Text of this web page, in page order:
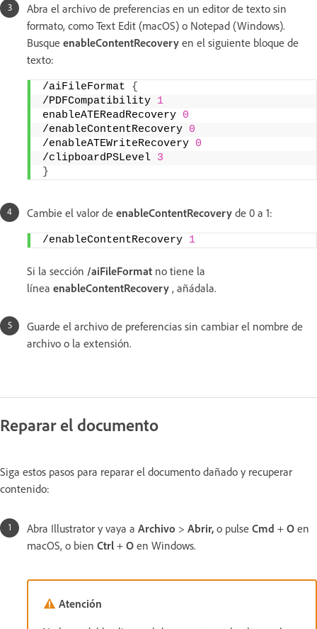
Abra el archivo de preferencias en un editor de texto sin
formato, como Text Edit (macOS) o Notepad (Windows).
Busque enableContentRecovery en el siguiente bloque de
texto:
/aiFileFormat {
/PDFCompatibility 1
enableATEReadRecovery 0
/enableContentRecovery 0
/enableATEWriteRecovery 0
/clipboardPSLevel 3
}
Cambie el valor de enableContentRecovery de 0 a 1:
/enableContentRecovery 1
Si la sección /aiFileFormat no tiene la
línea enableContentRecovery , añádala.
Guarde el archivo de preferencias sin cambiar el nombre de
archivo o la extensión.
Reparar el documento
Siga estos pasos para reparar el documento dañado y recuperar
contenido:
Abra Illustrator y vaya a Archivo > Abrir, o pulse Cmd + O en
macOS, o bien Ctrl + O en Windows.
Atención